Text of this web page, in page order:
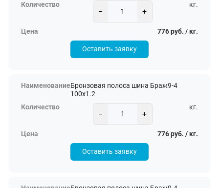
− +
кг.
776 руб. / кг.
Оставить заявку
Бронзовая полоса шина Браж9-4
100х1.2
− +
кг.
776 руб. / кг.
Оставить заявку